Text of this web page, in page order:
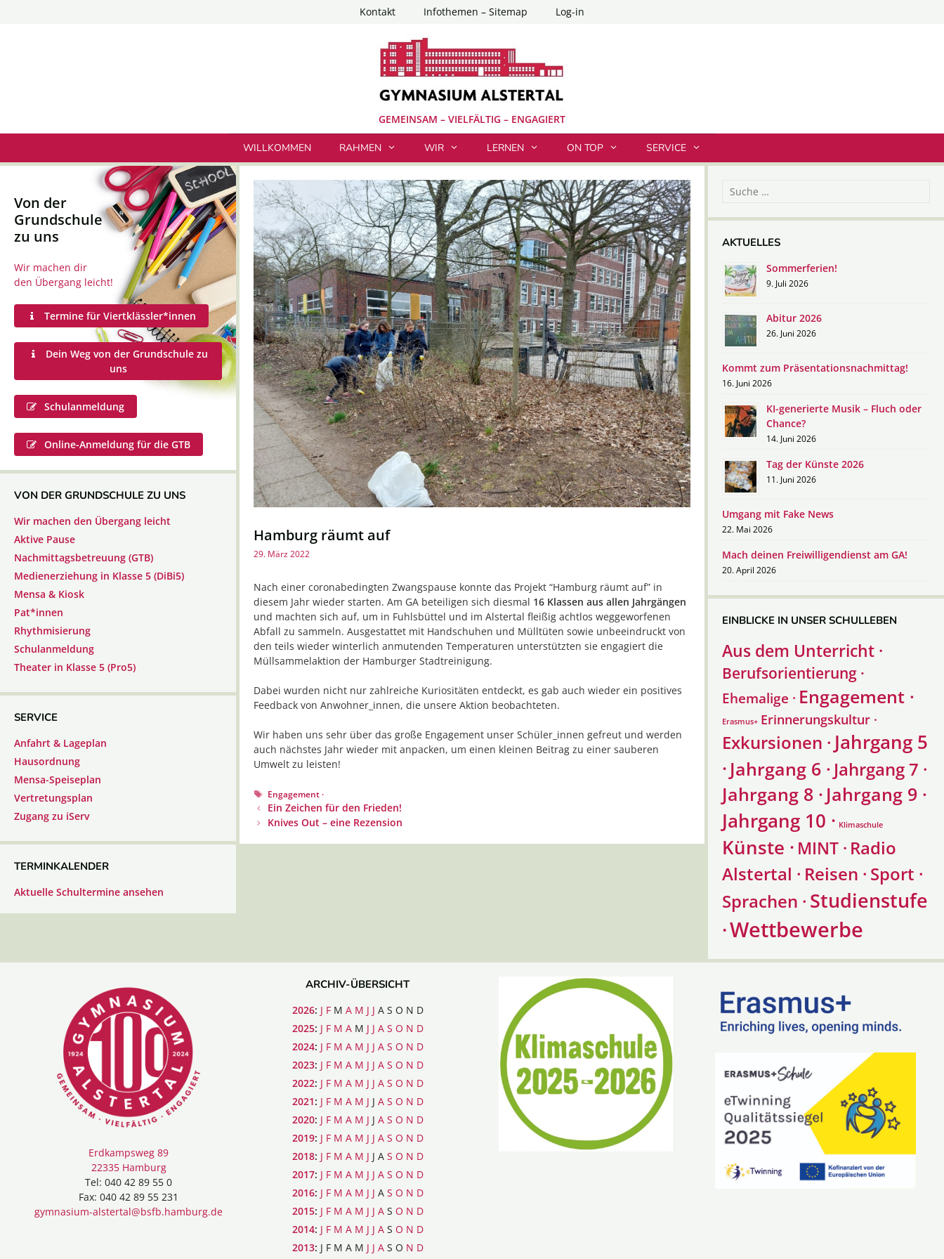
Kontakt Infothemen – Sitemap Log-in
GEMEINSAM – VIELFÄLTIG – ENGAGIERT
WILLKOMMEN RAHMEN WIR LERNEN ON TOP SERVICE
Hamburg räumt auf
29. März 2022
Nach einer coronabedingten Zwangspause konnte das Projekt “Hamburg räumt auf” in
diesem Jahr wieder starten. Am GA beteiligen sich diesmal 16 Klassen aus allen Jahrgängen
und machten sich auf, um in Fuhlsbüttel und im Alstertal fleißig achtlos weggeworfenen
Abfall zu sammeln. Ausgestattet mit Handschuhen und Mülltüten sowie unbeeindruckt von
den teils wieder winterlich anmutenden Temperaturen unterstützten sie engagiert die
Müllsammelaktion der Hamburger Stadtreinigung.
Dabei wurden nicht nur zahlreiche Kuriositäten entdeckt, es gab auch wieder ein positives
Feedback von Anwohner_innen, die unsere Aktion beobachteten.
Wir haben uns sehr über das große Engagement unser Schüler_innen gefreut und werden
auch nächstes Jahr wieder mit anpacken, um einen kleinen Beitrag zu einer sauberen
Umwelt zu leisten!
Schlagwörter
Engagement ·
Beitrags-
Navigation
Ein Zeichen für den Frieden!
Knives Out – eine Rezension
Von der
Grundschule
zu uns
Wir machen dir
den Übergang leicht!
Termine für Viertklässler*innen
Dein Weg von der Grundschule zu
uns
Schulanmeldung
Online-Anmeldung für die GTB
VON DER GRUNDSCHULE ZU UNS
Wir machen den Übergang leicht
Aktive Pause
Nachmittagsbetreuung (GTB)
Medienerziehung in Klasse 5 (DiBi5)
Mensa & Kiosk
Pat*innen
Rhythmisierung
Schulanmeldung
Theater in Klasse 5 (Pro5)
SERVICE
Anfahrt & Lageplan
Hausordnung
Mensa-Speiseplan
Vertretungsplan
Zugang zu iServ
TERMINKALENDER
Aktuelle Schultermine ansehen
Suche
AKTUELLES
Sommerferien!
9. Juli 2026
Abitur 2026
26. Juni 2026
Kommt zum Präsentationsnachmittag!
16. Juni 2026
KI-generierte Musik – Fluch oder
Chance?
14. Juni 2026
Tag der Künste 2026
11. Juni 2026
Umgang mit Fake News
22. Mai 2026
Mach deinen Freiwilligendienst am GA!
20. April 2026
EINBLICKE IN UNSER SCHULLEBEN
Aus dem Unterricht ·
Berufsorientierung ·
Ehemalige · Engagement ·
Erasmus+ Erinnerungskultur ·
Exkursionen · Jahrgang 5
· Jahrgang 6 · Jahrgang 7 ·
Jahrgang 8 · Jahrgang 9 ·
Jahrgang 10 · Klimaschule
Künste · MINT · Radio
Alstertal · Reisen · Sport ·
Sprachen · Studienstufe
·Wettbewerbe
Erdkampsweg 89
22335 Hamburg
Tel: 040 42 89 55 0
Fax: 040 42 89 55 231
gymnasium-alstertal@bsfb.hamburg.de
ARCHIV-ÜBERSICHT
2026: J F M A M J J A S O N D
2025: J F M A M J J A S O N D
2024: J F M A M J J A S O N D
2023: J F M A M J J A S O N D
2022: J F M A M J J A S O N D
2021: J F M A M J J A S O N D
2020: J F M A M J J A S O N D
2019: J F M A M J J A S O N D
2018: J F M A M J J A S O N D
2017: J F M A M J J A S O N D
2016: J F M A M J J A S O N D
2015: J F M A M J J A S O N D
2014: J F M A M J J A S O N D
2013: J F M A M J J A S O N D